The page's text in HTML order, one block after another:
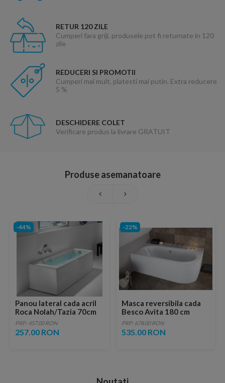
RETUR 120 ZILE
Cumperi fara griji, produsele pot fi returnate in 120
zile
REDUCERI SI PROMOTII
Cumperi mai mult, platesti mai putin. Extra reducere
5 %
DESCHIDERE COLET
Verificare produs la livrare GRATUIT
Produse asemanatoare
-44%
Panou lateral cada acril
Roca Nolah/Tazia 70cm
PRP: 457.00 RON
257.00 RON
-22%
Masca reversibila cada
Besco Avita 180 cm
PRP: 678.00 RON
535.00 RON